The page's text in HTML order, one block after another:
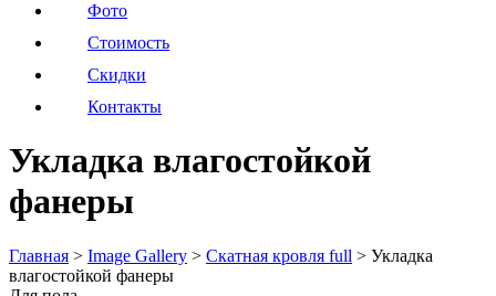
Фото
Стоимость
Скидки
Контакты
Укладка влагостойкой
фанеры
Главная > Image Gallery > Скатная кровля full > Укладка
влагостойкой фанеры